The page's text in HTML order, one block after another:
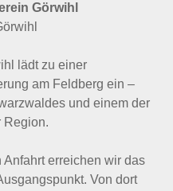
Görwihl
lädt zu einer
am Feldberg ein –
und einem der
Region.
erreichen wir das
Von dort